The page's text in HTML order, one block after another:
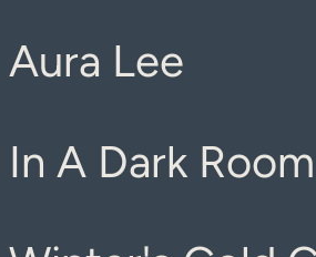
Aura Lee
In A Dark Room